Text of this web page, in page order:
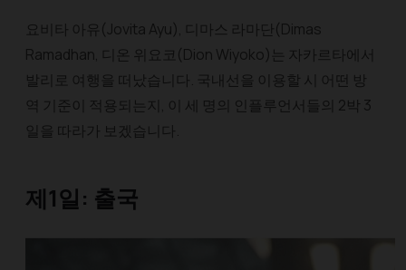
요비타 아유(Jovita Ayu), 디마스 라마단(Dimas
Ramadhan, 디온 위요코(Dion Wiyoko)는 자카르타에서
발리로 여행을 떠났습니다. 국내선을 이용할 시 어떤 방
역 기준이 적용되는지, 이 세 명의 인플루언서들의 2박 3
일을 따라가 보겠습니다.
제1일: 출국